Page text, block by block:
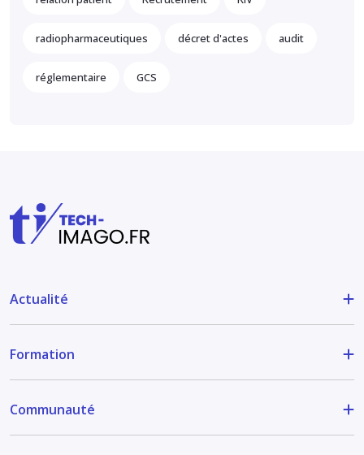
radiopharmaceutiques décret d'actes audit
réglementaire GCS
Actualité
Formation
Communauté